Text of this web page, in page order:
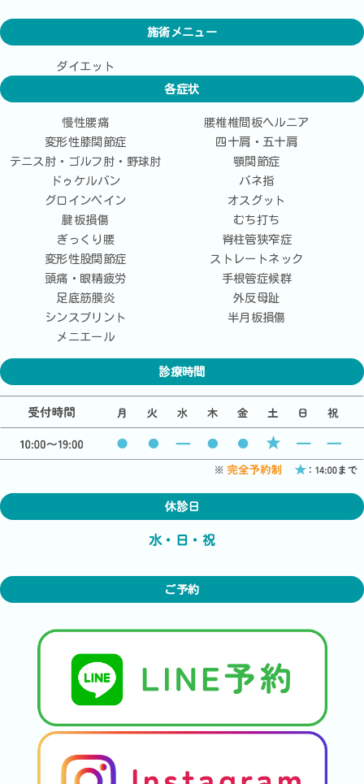
施術メニュー
ダイエット
各症状
慢性腰痛
腰椎椎間板ヘルニア
変形性膝関節症
四十肩・五十肩
テニス肘・ゴルフ肘・野球肘
顎関節症
ドゥケルバン
バネ指
グロインペイン
オスグット
腱板損傷
むち打ち
ぎっくり腰
脊柱管狭窄症
変形性股関節症
ストレートネック
頭痛・眼精疲労
手根管症候群
足底筋膜炎
外反母趾
シンスプリント
半月板損傷
メニエール
診療時間
休診日
水・日・祝
ご予約